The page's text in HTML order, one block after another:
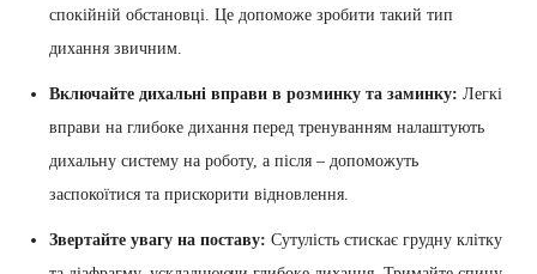
спокійній обстановці. Це допоможе зробити такий тип
дихання звичним.
Включайте дихальні вправи в розминку та заминку: Легкі
вправи на глибоке дихання перед тренуванням налаштують
дихальну систему на роботу, а після – допоможуть
заспокоїтися та прискорити відновлення.
Звертайте увагу на поставу: Сутулість стискає грудну клітку